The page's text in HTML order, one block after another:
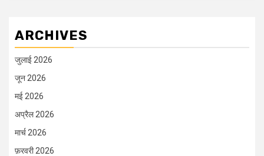
ARCHIVES
जुलाई 2026
जून 2026
मई 2026
अप्रैल 2026
मार्च 2026
फ़रवरी 2026